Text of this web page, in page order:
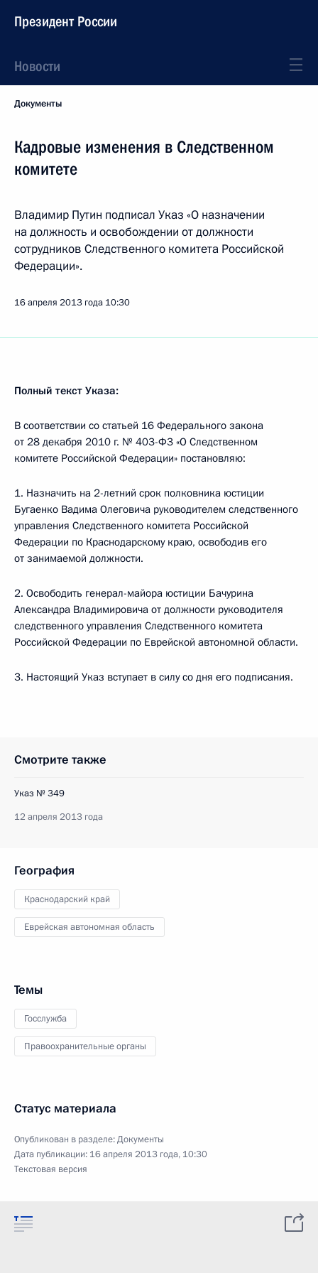
Президент России
Новости
Документы
Кадровые изменения в Следственном
комитете
Владимир Путин подписал Указ «О назначении
на должность и освобождении от должности
сотрудников Следственного комитета Российской
Федерации».
16 апреля 2013 года 10:30
Полный текст Указа:
В соответствии со статьей 16 Федерального закона
от 28 декабря 2010 г. № 403-Ф3 «О Следственном
комитете Российской Федерации» постановляю:
1. Назначить на 2-летний срок полковника юстиции
Бугаенко Вадима Олеговича руководителем следственного
управления Следственного комитета Российской
Федерации по Краснодарскому краю, освободив его
от занимаемой должности.
2. Освободить генерал-майора юстиции Бачурина
Александра Владимировича от должности руководителя
следственного управления Следственного комитета
Российской Федерации по Еврейской автономной области.
3. Настоящий Указ вступает в силу со дня его подписания.
Смотрите также
Указ № 349
12 апреля 2013 года
География
Краснодарский край
Еврейская автономная область
Темы
Госслужба
Правоохранительные органы
Статус материала
Опубликован в разделе:Документы
Дата публикации: 16 апреля 2013 года, 10:30
Текстовая версия